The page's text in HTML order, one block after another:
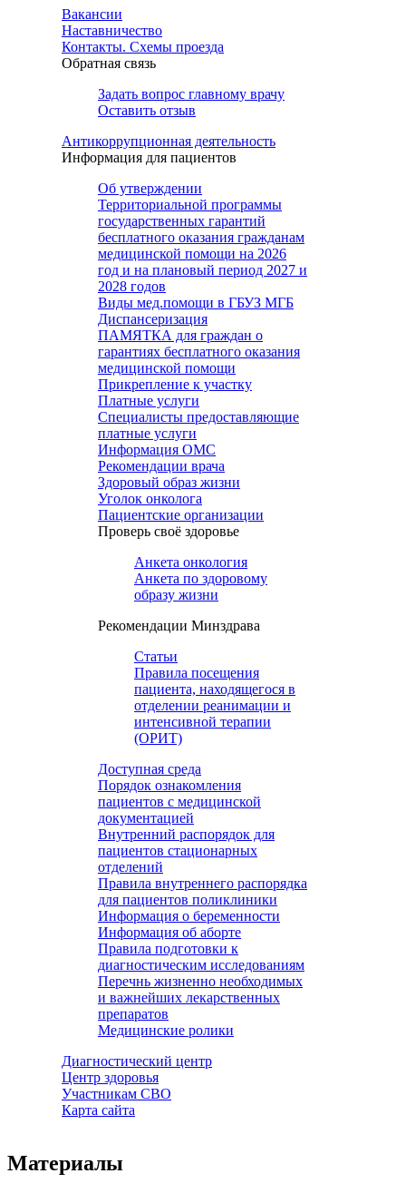
Вакансии
Наставничество
Контакты. Схемы проезда
Обратная связь
Задать вопрос главному врачу
Оставить отзыв
Антикоррупционная деятельность
Информация для пациентов
Об утверждении
Территориальной программы
государственных гарантий
бесплатного оказания гражданам
медицинской помощи на 2026
год и на плановый период 2027 и
2028 годов
Виды мед.помощи в ГБУЗ МГБ
Диспансеризация
ПАМЯТКА для граждан о
гарантиях бесплатного оказания
медицинской помощи
Прикрепление к участку
Платные услуги
Специалисты предоставляющие
платные услуги
Информация ОМС
Рекомендации врача
Здоровый образ жизни
Уголок онколога
Пациентские организации
Проверь своё здоровье
Анкета онкология
Анкета по здоровому
образу жизни
Рекомендации Минздрава
Статьи
Правила посещения
пациента, находящегося в
отделении реанимации и
интенсивной терапии
(ОРИТ)
Доступная среда
Порядок ознакомления
пациентов с медицинской
документацией
Внутренний распорядок для
пациентов стационарных
отделений
Правила внутреннего распорядка
для пациентов поликлиники
Информация о беременности
Информация об аборте
Правила подготовки к
диагностическим исследованиям
Перечнь жизненно необходимых
и важнейших лекарственных
препаратов
Медицинские ролики
Диагностический центр
Центр здоровья
Участникам СВО
Карта сайта
Материалы